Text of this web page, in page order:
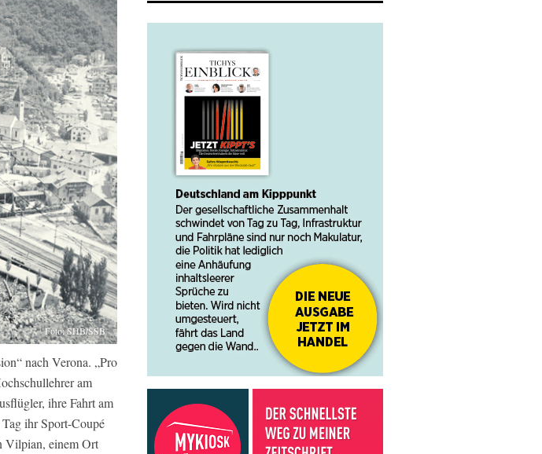
Foto: SHB/SSB
nach Verona. „Pro
am
ihre Fahrt am
ihr Sport-Coupé
Vilpian, einem Ort